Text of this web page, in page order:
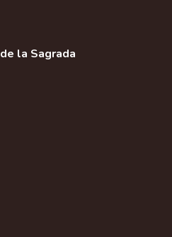
la Sagrada